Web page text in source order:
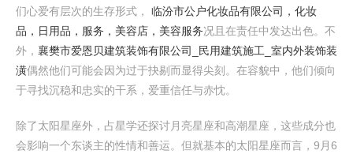
们心爱有层次的生存形式， 临汾市公户化妆品有限公司，化妆
品，日用品，服务，美容店，美容服务况且在责任中发达出色。不
外， 襄樊市爱恩贝建筑装饰有限公司_民用建筑施工_室内外装饰装
潢偶然他们可能会因为过于抉剔而显得尖刻。在容貌中，他们倾向
于寻找沉稳和忠实的干系，爱重信任与赤忱。
除了太阳星座外，占星学还探讨月亮星座和高潮星座，这些成分也
会影响一个东谈主的性情和善运。但就基本的太阳星座而言，9月6